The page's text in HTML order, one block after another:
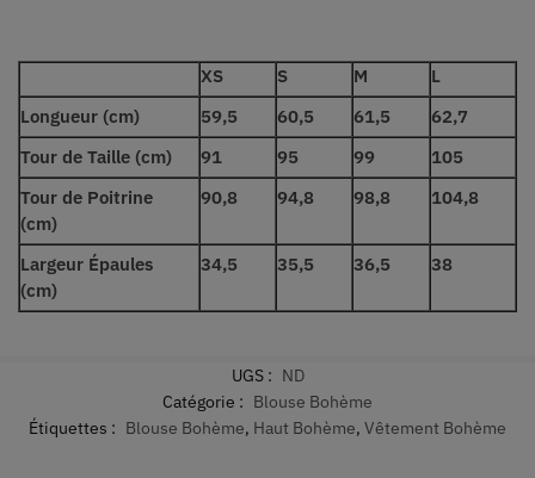
XS S M
L
Longueur (cm)
59,5 60,5 61,5
62,7
Tour de Taille (cm)
91 95 99
105
Tour de Poitrine
(cm)
90,8 94,8 98,8 104,8
Largeur Épaules
(cm)
34,5 35,5 36,5 38
UGS : ND
Catégorie : Blouse Bohème
Étiquettes : Blouse Bohème, Haut Bohème, Vêtement Bohème